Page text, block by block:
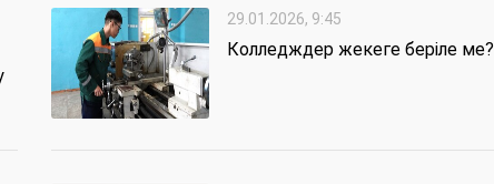
29.01.2026, 9:45
Колледждер жекеге беріле ме?